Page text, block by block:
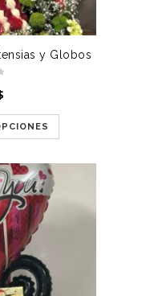
y Globos